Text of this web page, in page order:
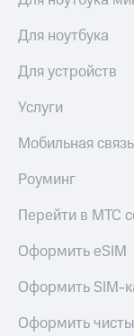
Для ноутбука
Для устройств
Услуги
Мобильная связь
Роуминг
Перейти в МТС
Оформить eSIM
Оформить SIM-
Оформить